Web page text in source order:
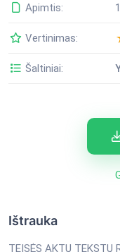
Apimtis:
Vertinimas:
Šaltiniai:
Ištrauka
TEISĖS AKTŲ TEKSTŲ